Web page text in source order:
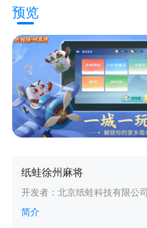
预览
纸蛙徐州麻将
开发者： 北京纸蛙科技有限公司
简介